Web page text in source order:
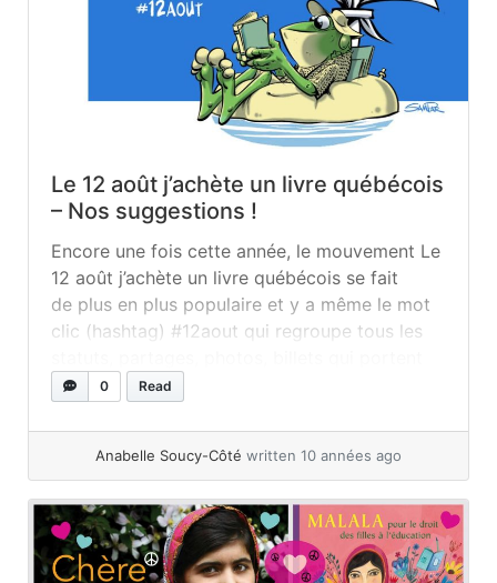
Le 12 août j’achète un livre québécois
– Nos suggestions !
Encore une fois cette année, le mouvement Le
12 août j’achète un livre québécois se fait
de plus en plus populaire et y a même le mot
clic (hashtag) #12aout qui regroupe tous les
sur le sujet. Ce que j’aime de cet événement
suggestions... »read more
0 Read
Anabelle Soucy-Côté written 10 années ago